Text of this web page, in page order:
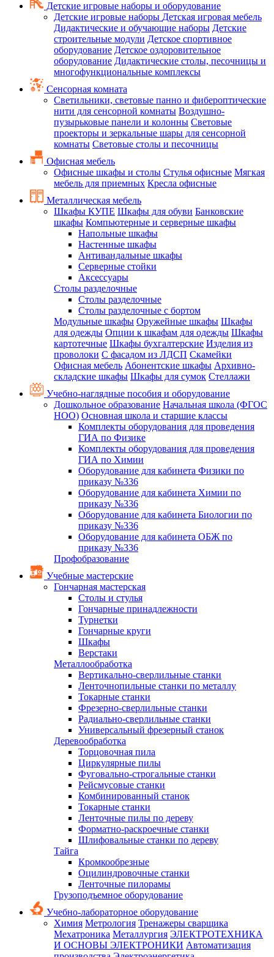
Детские игровые наборы и оборудование
Детские игровые наборы Детская игровая мебель
Дидактические и обучающие наборы Детские
строительные модули Детское спортивное
оборудование Детское оздоровительное
оборудование Дидактические столы, песочницы и
многофункциональные комплексы
Сенсорная комната
Светильники, световые панно и фибероптические
нити для сенсорной комнаты Воздушно-
пузырьковые панели и колонны Световые
проекторы и зеркальные шары для сенсорной
комнаты Световые столы и песочницы
Офисная мебель
Офисные шкафы и столы Стулья офисные Мягкая
мебель для приемных Кресла офисные
Металлическая мебель
Шкафы КУПЕ Шкафы для обуви Банковские
шкафы Компьютерные и серверные шкафы
Напольные шкафы
Настенные шкафы
Антивандальные шкафы
Серверные стойки
Аксессуары
Столы разделочные
Столы разделочные
Столы разделочные с бортом
Модульные шкафы Оружейные шкафы Шкафы
для одежды Опции к шкафам для одежды Шкафы
картотечные Шкафы бухгалтерские Изделия из
проволоки С фасадом из ЛДСП Скамейки
Офисная мебель Абонентские шкафы Архивно-
складские шкафы Шкафы для сумок Стеллажи
Учебно-наглядные пособия и оборудование
Дошкольное образование Начальная школа (ФГОС
НОО) Основная школа и старшие классы
Комплекты оборудования для проведения
ГИА по Физике
Комплекты оборудования для проведения
ГИА по Химии
Оборудование для кабинета Физики по
приказу №336
Оборудование для кабинета Химии по
приказу №336
Оборудование для кабинета Биологии по
приказу №336
Оборудование для кабинета ОБЖ по
приказу №336
Профобразование
Учебные мастерские
Гончарная мастерская
Столы и стулья
Гончарные принадлежности
Турнетки
Гончарные круги
Шкафы
Верстаки
Металлообработка
Вертикально-сверлильные станки
Ленточнопильные станки по металлу
Токарные станки
Фрезерно-сверлильные станки
Радиально-сверлильные станки
Универсальный фрезерный станок
Деревообработка
Торцовочная пила
Циркулярные пилы
Фуговально-строгальные станки
Рейсмусовые станки
Комбинированный станок
Токарные станки
Ленточные пилы по дереву
Форматно-раскроечные станки
Шлифовальные станки по дереву
Тайга
Кромкообрезные
Оцилиндровочные станки
Ленточные пилорамы
Грузоподъемное оборудование
Учебно-лабораторное оборудование
Химия Метрология Тренажеры сварщика
Мехатроника Металлургия ЭЛЕКТРОТЕХНИКА
И ОСНОВЫ ЭЛЕКТРОНИКИ Автоматизация